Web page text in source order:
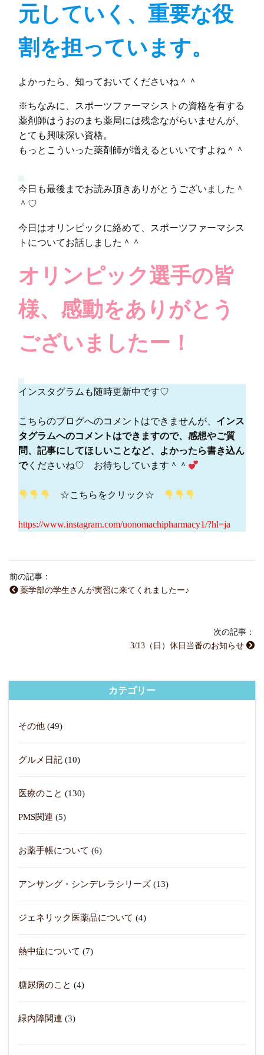
元していく、重要な役
割を担っています。
よかったら、知っておいてくださいね＾＾
※ちなみに、スポーツファーマシストの資格を有する
薬剤師はうおのまち薬局には残念ながらいませんが、
とても興味深い資格。
もっとこういった薬剤師が増えるといいですよね＾＾
今日も最後までお読み頂きありがとうございました＾
＾♡
今日はオリンピックに絡めて、スポーツファーマシス
トについてお話しました＾＾
オリンピック選手の皆
様、感動をありがとう
ございましたー！
インスタグラムも随時更新中です♡
こちらのブログへのコメントはできませんが、 インス
タグラムへのコメントはできますので、感想やご質
問、記事にしてほしいことなど、よかったら書き込ん
でくださいね♡ お待ちしています＾＾
☆こちらをクリック☆
https://www.instagram.com/uonomachipharmacy1/?hl=ja
前の記事：
薬学部の学生さんが実習に来てくれましたー♪
次の記事：
3/13（日）休日当番のお知らせ
カテゴリー
その他 (49)
グルメ日記 (10)
医療のこと (130)
PMS関連 (5)
お薬手帳について (6)
アンサング・シンデレラシリーズ (13)
ジェネリック医薬品について (4)
熱中症について (7)
糖尿病のこと (4)
緑内障関連 (3)